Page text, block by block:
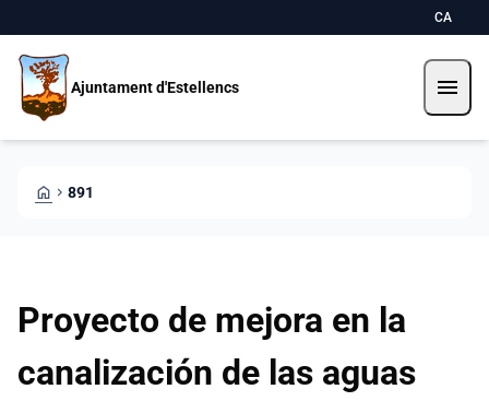
CA
Ajuntament d'Estellencs menu
HOME CHEVRON_RIGHT 891
Proyecto de mejora en la
canalización de las aguas